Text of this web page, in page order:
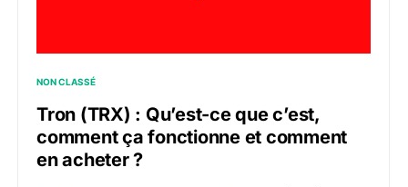
NON CLASSÉ
Tron (TRX) : Qu’est-ce que c’est,
comment ça fonctionne et comment
en acheter ?